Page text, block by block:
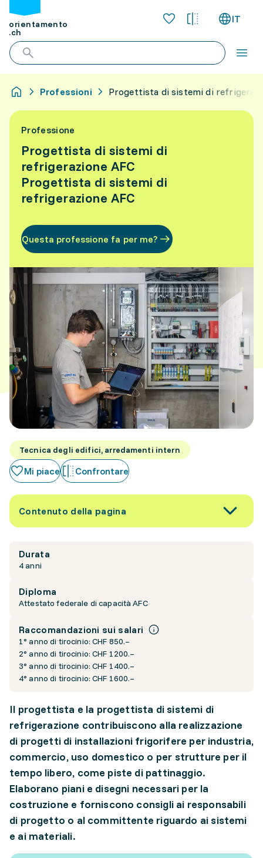
orientamento
.ch
IT
Professioni Progettista di sistemi di
Professione
Progettista di sistemi di
refrigerazione AFC
Progettista di sistemi di
refrigerazione AFC
Questa professione fa per me?
Tecnica degli edifici, arredamenti intern
Mi piace Confrontare
Contenuto della pagina
Durata
4 anni
Diploma
Attestato federale di capacità AFC
Raccomandazioni sui salari
1° anno di tirocinio: CHF 850.–
2° anno di tirocinio: CHF 1200.–
3° anno di tirocinio: CHF 1400.–
4° anno di tirocinio: CHF 1600.–
Il progettista e la progettista di sistemi di
refrigerazione contribuiscono alla realizzazione
di progetti di installazioni frigorifere per industria,
commercio, uso domestico o per strutture per il
tempo libero, come piste di pattinaggio.
Elaborano piani e disegni necessari per la
costruzione e forniscono consigli ai responsabili
di progetto o al committente riguardo ai sistemi
e ai materiali.